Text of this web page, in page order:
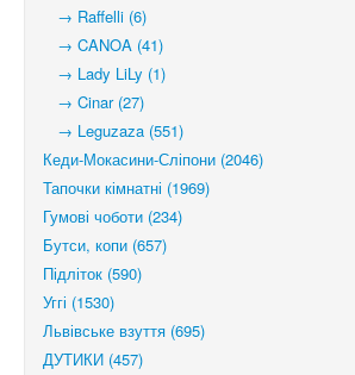
→ Raffelli (6)
→ CANOA (41)
→ Lady LiLy (1)
→ Cinar (27)
→ Leguzaza (551)
Кеди-Мокасини-Сліпони (2046)
Тапочки кімнатні (1969)
Гумові чоботи (234)
Бутси, копи (657)
Підліток (590)
Уггі (1530)
Львівське взуття (695)
ДУТИКИ (457)